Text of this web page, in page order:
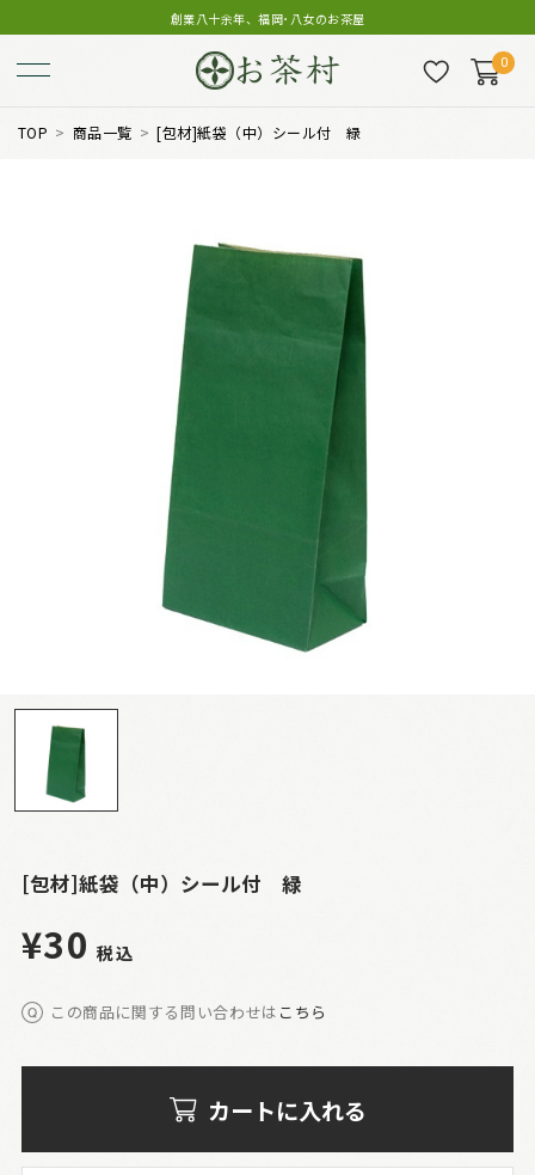
創業八十余年、福岡･八女のお茶屋
0
TOP 商品一覧 [包材]紙袋（中）シール付 緑
[包材]紙袋（中）シール付 緑
¥30 税込
この商品に関する問い合わせは こちら
カートに入れる